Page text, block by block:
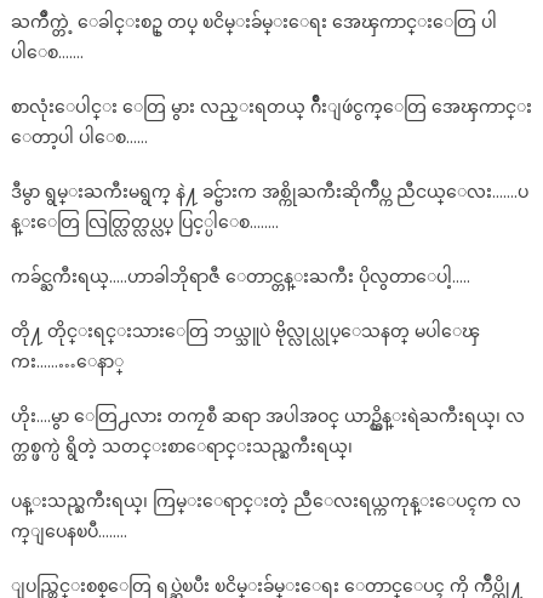
ႀကိဳက္တဲ့ ေခါင္းစဥ္ တပ္ ၿငိမ္းခ်မ္းေရး အေၾကာင္းေတြ ပါ
ပါေစ…….
စာလုံးေပါင္း ေတြ မွား လည္းရတယ္ ဂ်ိဳးျဖဴငွက္ေတြ အေၾကာင္း
ေတာ့ပါ ပါေစ……
ဒီမွာ ရွမ္းႀကီးမရွက္ နဲ႔ ခင္ဗ်ားက အစ္ကိုႀကီးဆိုက်ဳပ္က ညီငယ္ေလး…….ပ
န္းေတြ လြတ္လြတ္လပ္လပ္ ပြင့္ပါေစ……..
ကခ်င္ႀကီးရယ္…..ဟာခါဘိုရာဇီ ေတာင္တန္းႀကီး ပိုလွတာေပါ့…..
တို႔ တိုင္းရင္းသားေတြ ဘယ္သူပဲ ဗိုလ္လုပ္လုပ္ေသနတ္ မပါေၾ
ကး………ေနာ္
ဟိုး….မွာ ေတြ႕လား တကၠစီ ဆရာ အပါအဝင္ ယာဥ္ထိန္းရဲႀကီးရယ္၊ လ
က္တစ္ဖက္ပဲ ရွိတဲ့ သတင္းစာေရာင္းသည္ႀကီးရယ္၊
ပန္းသည္ႀကီးရယ္၊ ကြမ္းေရာင္းတဲ့ ညီေလးရယ္ကကုန္းေပၚက လ
က္ျပေနၿပီ……..
ျပည္တြင္းစစ္ေတြ ရပ္ဆဲၿပီး ၿငိမ္းခ်မ္းေရး ေတာင္ေပၚ ကို က်ဳပ္တို႔